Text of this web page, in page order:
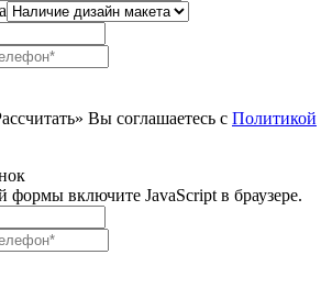
Вы соглашаетесь с Политикой
формы включите JavaScript в браузере.